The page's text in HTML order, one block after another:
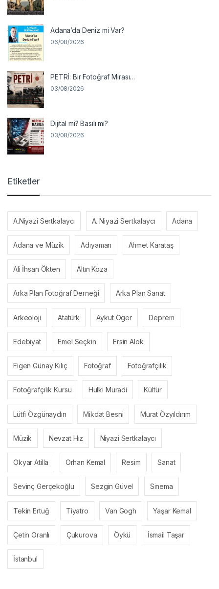
Adana’da Deniz mi Var?
06/08/2026
PETRİ: Bir Fotoğraf Mirası…
03/08/2026
Dijital mi? Basılı mı?
03/08/2026
Etiketler
A.Niyazi Sertkalaycı A. Niyazi Sertkalaycı Adana
Adana ve Müzik Adıyaman Ahmet Karataş
Ali İhsan Ökten Altın Koza
Arka Plan Fotoğraf Derneği Arka Plan Sanat
Arkeoloji Atatürk Aykut Öger Deprem
Edebiyat Emel Seçkin Ersin Alok
Figen Günay Kılıç Fotoğraf Fotoğrafçılık
Fotoğrafçılık Kursu Hulki Muradi Kültür
Lütfi Özgünaydın Mikdat Besni Murat Özyıldırım
Müzik Nevzat Hız Niyazi Sertkalaycı
Okyar Atilla Orhan Kemal Resim Sanat
Sevinç Gerçekoğlu Sezgin Güvel Sinema
Tekin Ertuğ Tiyatro Van Gogh Yaşar Kemal
Çetin Oranlı Çukurova Öykü İsmail Taşar
İstanbul